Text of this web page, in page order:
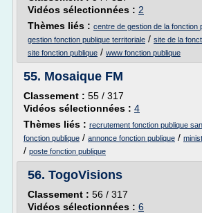
Vidéos sélectionnées : 2
Thèmes liés : centre de gestion de la fonction
gestion fonction publique territoriale / site de la
site fonction publique / www fonction publique
55. Mosaique FM
Classement : 55 / 317
Vidéos sélectionnées : 4
Thèmes liés : recrutement fonction publique
fonction publique / annonce fonction publique /
/ poste fonction publique
56. TogoVisions
Classement : 56 / 317
Vidéos sélectionnées : 6